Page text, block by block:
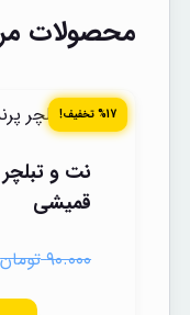
محصولات
%17 تخفیف!
نت و
قمیشی
۹۰.۰۰۰ تومان